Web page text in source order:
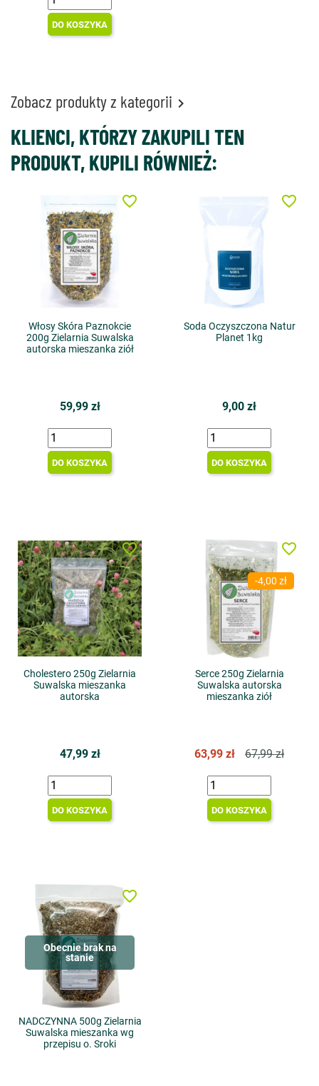
DO KOSZYKA
Zobacz produkty z kategorii 
KLIENCI, KTÓRZY ZAKUPILI TEN
PRODUKT, KUPILI RÓWNIEŻ:
Włosy Skóra Paznokcie
200g Zielarnia Suwalska
autorska mieszanka ziół
59,99 zł
DO KOSZYKA
favorite_border
Soda Oczyszczona Natur
Planet 1kg
9,00 zł
DO KOSZYKA
favorite_border
Cholestero 250g Zielarnia
Suwalska mieszanka
autorska
47,99 zł
DO KOSZYKA
favorite_border
-4,00 zł
Serce 250g Zielarnia
Suwalska autorska
mieszanka ziół
63,99 zł 67,99 zł
DO KOSZYKA
favorite_border
Obecnie brak na
stanie
NADCZYNNA 500g Zielarnia
Suwalska mieszanka wg
przepisu o. Sroki
favorite_border